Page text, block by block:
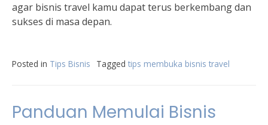
agar bisnis travel kamu dapat terus berkembang dan
sukses di masa depan.
Posted in Tips Bisnis Tagged tips membuka bisnis travel
Panduan Memulai Bisnis